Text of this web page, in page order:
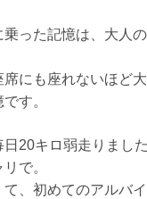
った記憶は、大人
席にも座れないほど
す。
20キロ弱走りました
で。
て、初めてのアルバ